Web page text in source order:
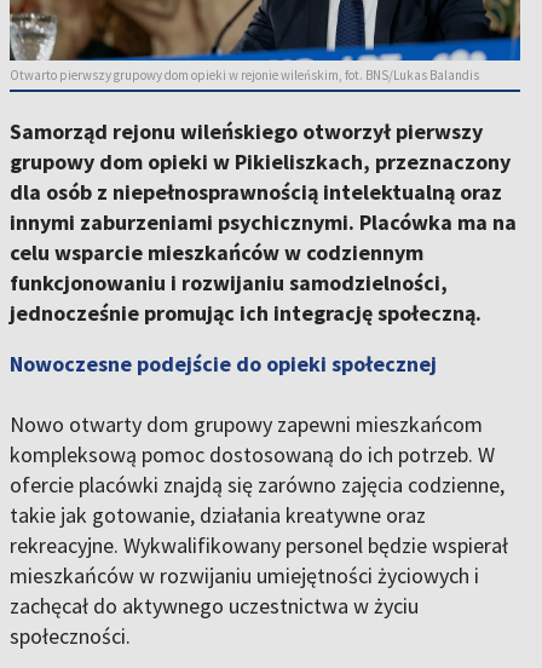
Otwarto pierwszy grupowy dom opieki w rejonie wileńskim, fot. BNS/Lukas Balandis
Samorząd rejonu wileńskiego otworzył pierwszy
grupowy dom opieki w Pikieliszkach, przeznaczony
dla osób z niepełnosprawnością intelektualną oraz
innymi zaburzeniami psychicznymi. Placówka ma na
celu wsparcie mieszkańców w codziennym
funkcjonowaniu i rozwijaniu samodzielności,
jednocześnie promując ich integrację społeczną.
Nowoczesne podejście do opieki społecznej
Nowo otwarty dom grupowy zapewni mieszkańcom
kompleksową pomoc dostosowaną do ich potrzeb. W
ofercie placówki znajdą się zarówno zajęcia codzienne,
takie jak gotowanie, działania kreatywne oraz
rekreacyjne. Wykwalifikowany personel będzie wspierał
mieszkańców w rozwijaniu umiejętności życiowych i
zachęcał do aktywnego uczestnictwa w życiu
społeczności.